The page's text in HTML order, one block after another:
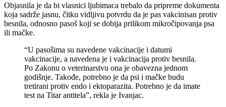
Objasnila je da bi vlasnici ljubimaca trebalo da pripreme dokumenta
koja sadrže jasnu, čitku vidljivu potvrdu da je pas vakcinisan protiv
besnila, odnosno pasoš koji se dobija prilikom mikročipovanja psa
ili mačke.
“U pasošima su navedene vakcinacije i datumi
vakcinacije, a navedena je i vakcinacija protiv besnila.
Po Zakonu o veterinarstvu ona je obavezna jednom
godišnje. Takođe, potrebno je da psi i mačke budu
tretirani protiv endo i ektoparazita. Potrebno je da imate
test na Titar antitela”, rekla je Ivanjac.